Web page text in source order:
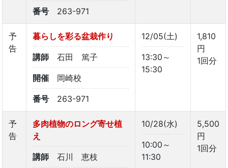
番号 263-971
予
告
暮らしを彩る盆栽作り
講師 石田 篤子
開催 岡崎校
番号 263-971
12/05(土)
13:30～
15:30
1,810
円
1回分
予
告
多肉植物のロング寄せ植
え
講師 石川 恵枝
10/28(水)
10:00～
11:30
5,500
円
1回分